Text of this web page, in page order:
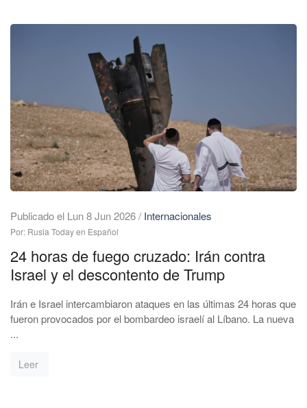
Publicado el Lun 8 Jun 2026/ Internacionales
Por: Rusia Today en Español
24 horas de fuego cruzado: Irán contra
Israel y el descontento de Trump
Irán e Israel intercambiaron ataques en las últimas 24 horas que
fueron provocados por el bombardeo israelí al Líbano. La nueva
...
Leer